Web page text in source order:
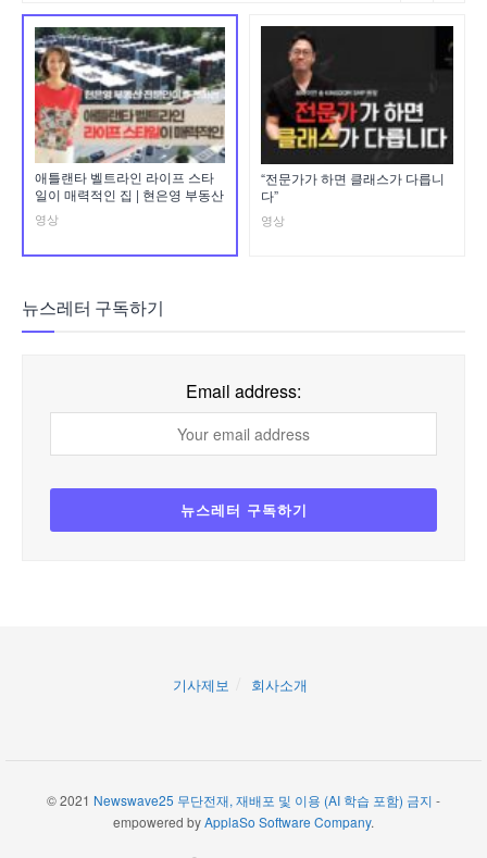
애틀랜타 벨트라인 라이프 스타
일이 매력적인 집 | 현은영 부동산
영상
“전문가가 하면 클래스가 다릅니
다”
영상
뉴스레터 구독하기
Email address:
기사제보 회사소개
© 2021 Newswave25 무단전재, 재배포 및 이용 (AI 학습 포함) 금지 -
empowered byApplaSo Software Company.